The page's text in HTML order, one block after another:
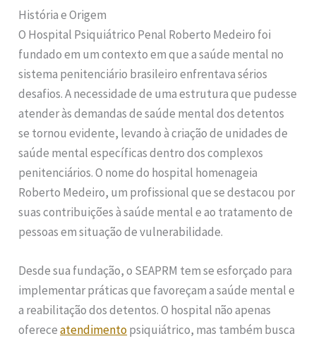
História e Origem
O Hospital Psiquiátrico Penal Roberto Medeiro foi
fundado em um contexto em que a saúde mental no
sistema penitenciário brasileiro enfrentava sérios
desafios. A necessidade de uma estrutura que pudesse
atender às demandas de saúde mental dos detentos
se tornou evidente, levando à criação de unidades de
saúde mental específicas dentro dos complexos
penitenciários. O nome do hospital homenageia
Roberto Medeiro, um profissional que se destacou por
suas contribuições à saúde mental e ao tratamento de
pessoas em situação de vulnerabilidade.
Desde sua fundação, o SEAPRM tem se esforçado para
implementar práticas que favoreçam a saúde mental e
a reabilitação dos detentos. O hospital não apenas
ofereceatendimentopsiquiátrico, mas também busca